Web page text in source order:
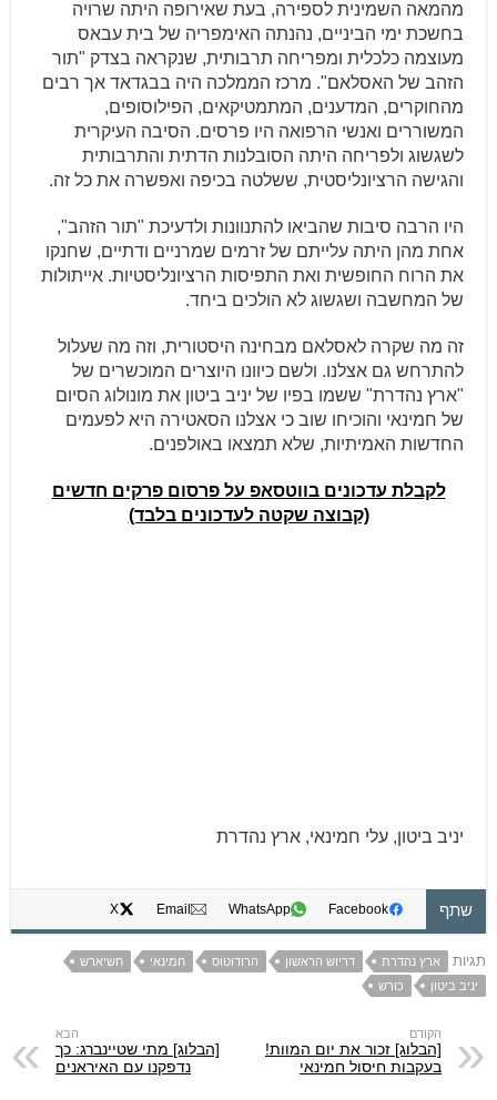
מהמאה השמינית לספירה, בעת שאירופה היתה שרויה
בחשכת ימי הביניים, נהנתה האימפריה של בית עבאס
מעוצמה כלכלית ומפריחה תרבותית, שנקראה בצדק "תור
הזהב של האסלאם". מרכז הממלכה היה בבגדאד אך רבים
מהחוקרים, המדענים, המתמטיקאים, הפילוסופים,
המשוררים ואנשי הרפואה היו פרסים. הסיבה העיקרית
לשגשוג ולפריחה היתה הסובלנות הדתית והתרבותית
והגישה הרציונליסטית, ששלטה בכיפה ואפשרה את כל זה.
היו הרבה סיבות שהביאו להתנוונות ולדעיכת "תור הזהב",
אחת מהן היתה עלייתם של זרמים שמרניים ודתיים, שחנקו
את הרוח החופשית ואת התפיסות הרציונליסטיות. אייתולות
של המחשבה ושגשוג לא הולכים ביחד.
זה מה שקרה לאסלאם מבחינה היסטורית, וזה מה שעלול
להתרחש גם אצלנו. ולשם כיוונו היוצרים המוכשרים של
"ארץ נהדרת" ששמו בפיו של יניב ביטון את מונולוג הסיום
של חמינאי והוכיחו שוב כי אצלנו הסאטירה היא לפעמים
החדשות האמיתיות, שלא תמצאו באולפנים.
לקבלת עדכונים בווטסאפ על פרסום פרקים חדשים
(קבוצה שקטה לעדכונים בלבד)
יניב ביטון, עלי חמינאי, ארץ נהדרת
שתף Facebook
WhatsApp
Email
X
תגיות ארץ נהדרת דריוש הראשון הרודוטוס חמינאי
חשיארש
יניב ביטון
כורש
[הבלוג] זכור את יום המוות!
בעקבות חיסול חמינאי
[הבלוג] מתי שטיינברג: כך
נדפקנו עם האיראנים